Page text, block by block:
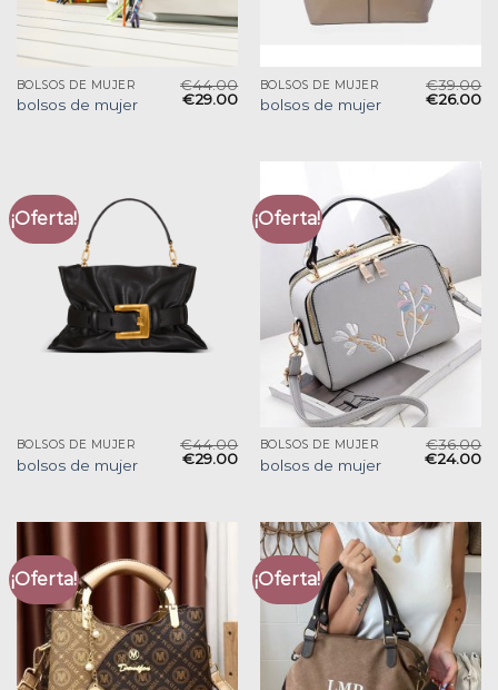
BOLSOS DE MUJER
bolsos de mujer
€44.00
€29.00
BOLSOS DE MUJER
bolsos de mujer
€39.00
€26.00
¡Oferta!
BOLSOS DE MUJER
bolsos de mujer
€44.00
€29.00
¡Oferta!
BOLSOS DE MUJER
bolsos de mujer
€36.00
€24.00
¡Oferta! ¡Oferta!